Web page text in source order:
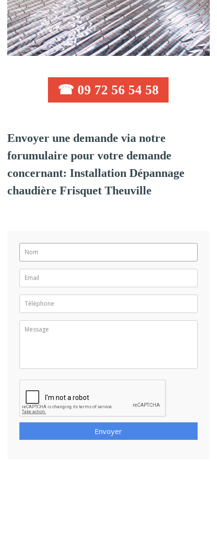
☎ 09 72 56 54 58
Envoyer une demande via notre
forumulaire pour votre demande
concernant: Installation Dépannage
chaudière Frisquet Theuville
Envoyer